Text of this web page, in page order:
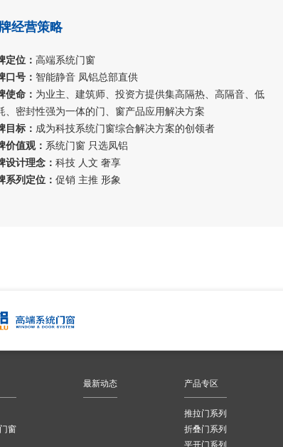
经营策略
定位： 高端系统门窗
口号： 智能静音 凤铝总部直供
使命： 为业主、建筑师、投资方提供集高隔热、高隔音、低
、密封性强为一体的门、窗产品应用解决方案
目标： 成为科技系统门窗综合解决方案的创领者
价值观： 系统门窗 只选凤铝
设计理念： 科技 人文 奢享
系列定位： 促销 主推 形象
窗
最新动态 产品专区
推拉门系列
折叠门系列
平开门系列